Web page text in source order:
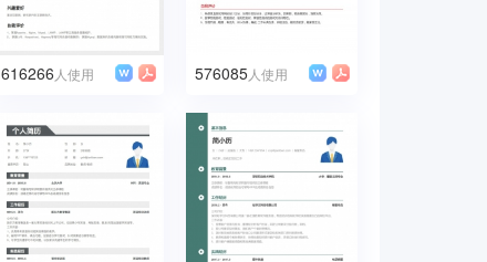
616266 人使用 576085人使用